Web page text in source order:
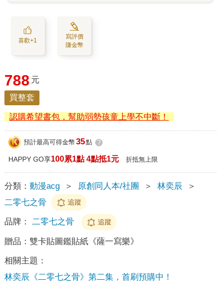
喜歡+1
寫評價
賺金幣
788 元
買整套
認購希望書包，幫助弱勢孩童上學不中斷！
預計最高可得金幣 35點 ?
HAPPY GO享100累1點 4點抵1元 折抵無上限
分類： 動漫acg ＞ 原創同人本/社團 ＞ 林奕辰
＞
二零七之骨
追蹤
品牌： 二零七之骨 追蹤
贈品： 雙卡貼圖鑑貼紙《薩一寫樂》
相關主題：
林奕辰《二零七之骨》第二集，首刷預購中！